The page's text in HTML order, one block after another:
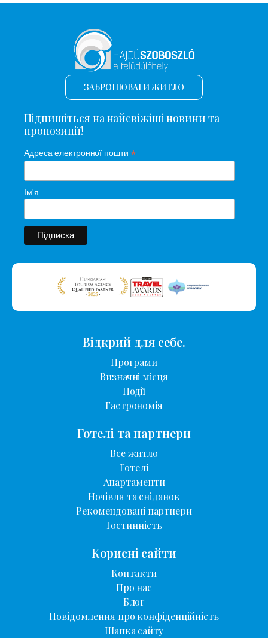
ЗАБРОНЮВАТИ ЖИТЛО
Підпишіться на найсвіжіші новини та
пропозиції!
Адреса електронної пошти *
Ім'я
Відкрий для себе.
Програми
Визначні місця
Події
Гастрономія
Готелі та партнери
Все житло
Готелі
Апартаменти
Ночівля та сніданок
Рекомендовані партнери
Гостинність
Корисні сайти
Контакти
Про нас
Блог
Повідомлення про конфіденційність
Шапка сайту